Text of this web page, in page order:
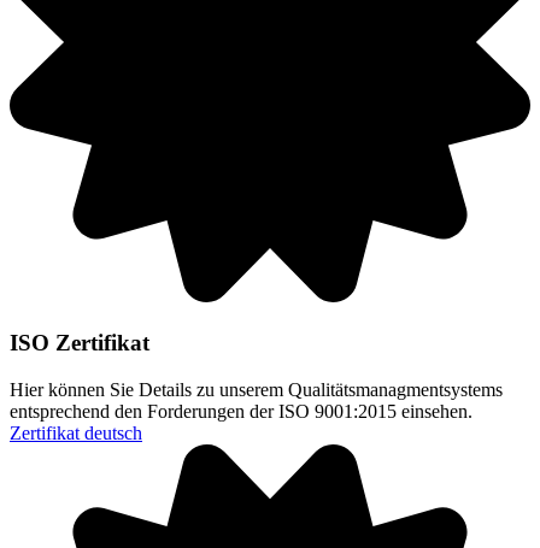
ISO Zertifikat
Hier können Sie Details zu unserem Qualitätsmanagmentsystems
entsprechend den Forderungen der ISO 9001:2015 einsehen.
Zertifikat deutsch